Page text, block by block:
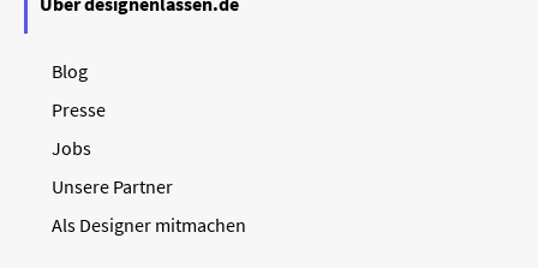
Blog
Presse
Jobs
Unsere Partner
Als Designer mitmachen